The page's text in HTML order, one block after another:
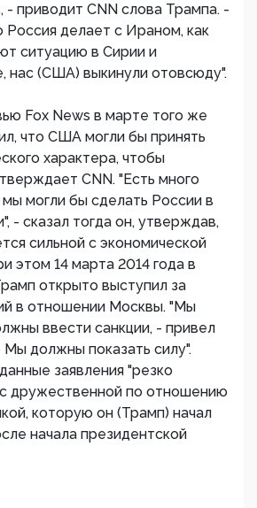
- приводит CNN слова Трампа. -
Россия делает с Ираном, как
ситуацию в Сирии и
нас (США) выкинули отовсюду".
Fox News в марте того же
что США могли бы принять
характера, чтобы
CNN. "Есть много
могли бы сделать России в
- сказал тогда он, утверждав,
сильной с экономической
этом 14 марта 2014 года в
открыто выступил за
в отношении Москвы. "Мы
ввести санкции, - привел
Мы должны показать силу".
заявления "резко
дружественной по отношению
которую он (Трамп) начал
начала президентской